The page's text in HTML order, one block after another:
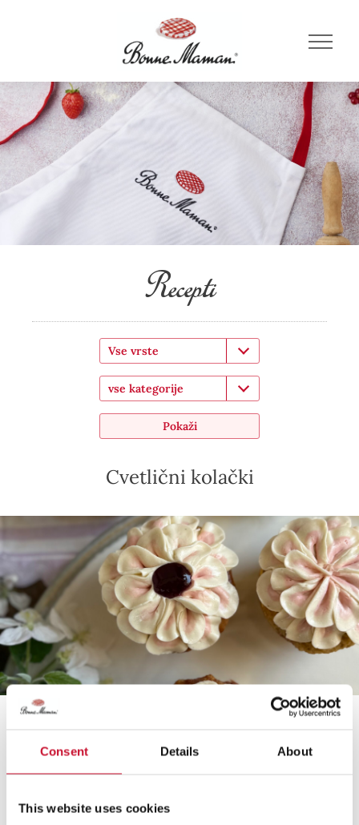
Consent Details About
This website uses cookies
Recepti
Vse vrste
vse kategorije
Pokaži
Cvetlični kolački
1 vrečka vanilijevega sladkorja